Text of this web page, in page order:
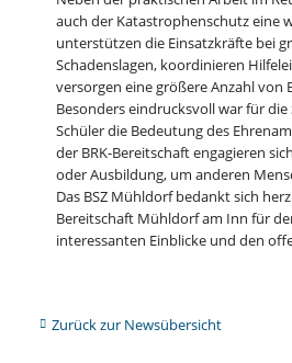
auch der Katastrophenschutz eine
unterstützen die Einsatzkräfte bei
Schadenslagen, koordinieren
versorgen eine größere Anzahl von
Besonders eindrucksvoll war für
Schüler die Bedeutung des
der BRK-Bereitschaft engagieren
oder Ausbildung, um anderen
Das BSZ Mühldorf bedankt sich
Bereitschaft Mühldorf am Inn für
interessanten Einblicke und den
Zurück zur Newsübersicht